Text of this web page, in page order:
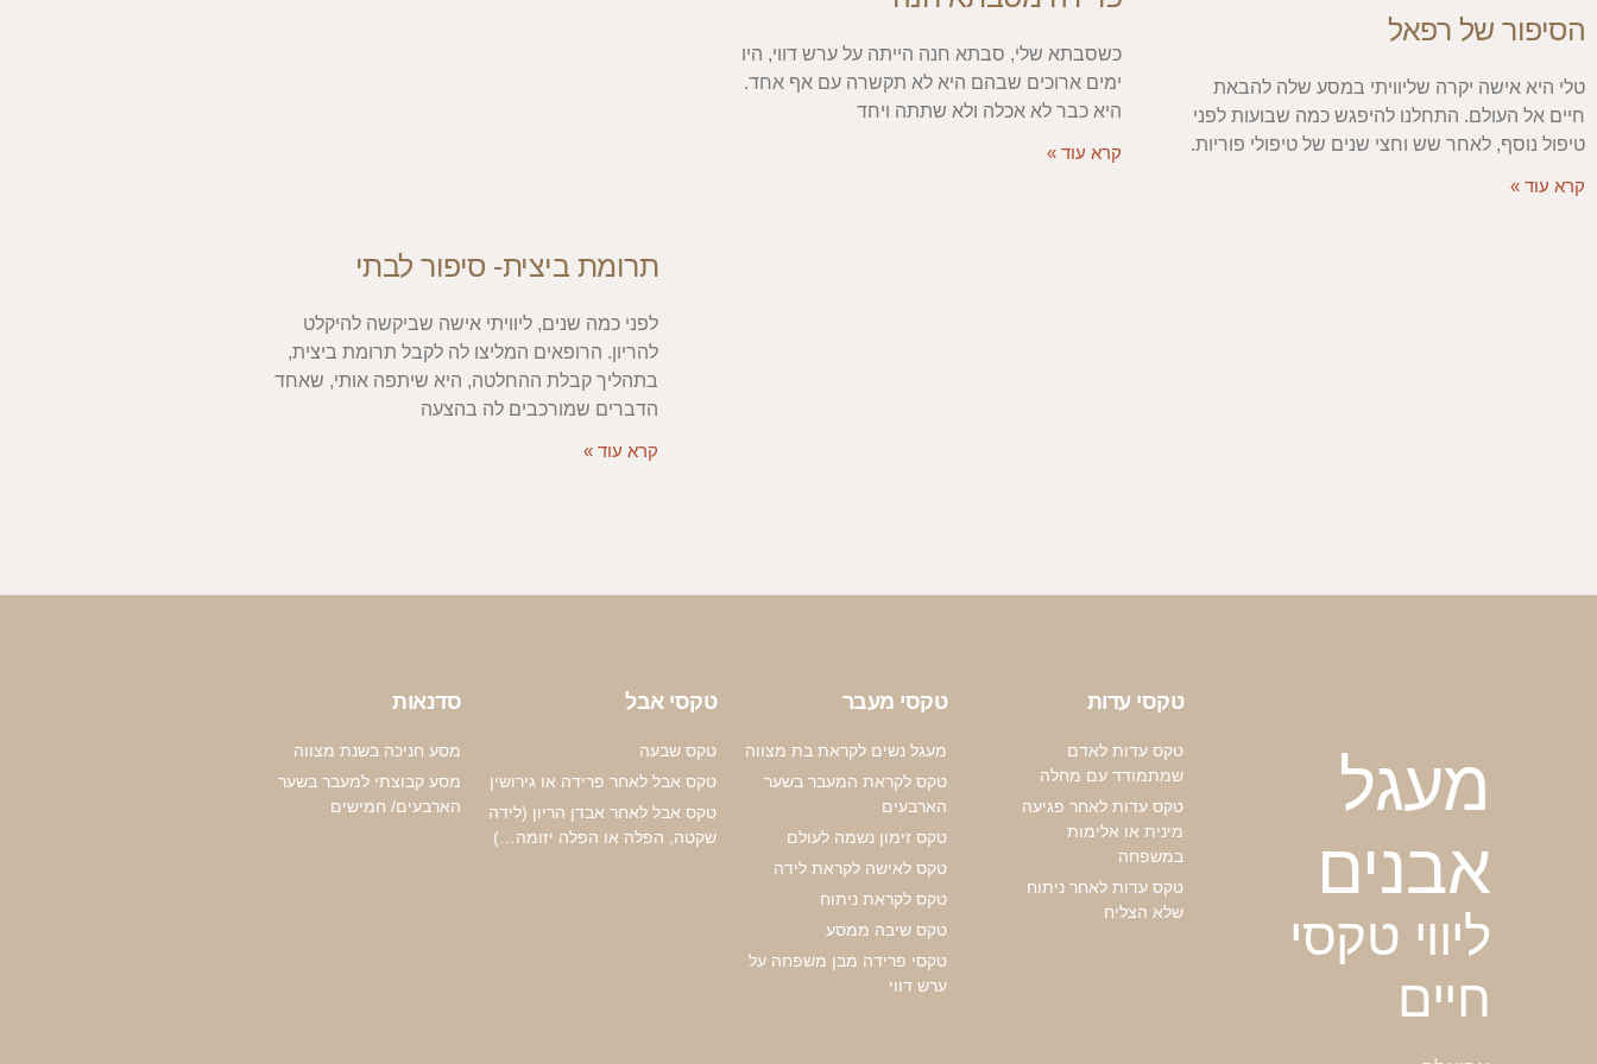
הסיפור של רפאל
טלי היא אישה יקרה שליוויתי במסע שלה להבאת
חיים אל העולם. התחלנו להיפגש כמה שבועות לפני
טיפול נוסף, לאחר שש וחצי שנים של טיפולי פוריות.
קרא עוד »
כשסבתא שלי, סבתא חנה הייתה על ערש דווי, היו
ימים ארוכים שבהם היא לא תקשרה עם אף אחד.
היא כבר לא אכלה ולא שתתה ויחד
קרא עוד »
תרומת ביצית- סיפור לבתי
לפני כמה שנים, ליוויתי אישה שביקשה להיקלט
להריון. הרופאים המליצו לה לקבל תרומת ביצית,
בתהליך קבלת ההחלטה, היא שיתפה אותי, שאחד
הדברים שמורכבים לה בהצעה
קרא עוד »
מעגל
אבנים
ליווי טקסי
חיים
טקסי עדות
טקס עדות לאדם
שמתמודד עם מחלה
טקס עדות לאחר פגיעה
מינית או אלימות
במשפחה
טקס עדות לאחר ניתוח
שלא הצליח
טקסי מעבר
מעגל נשים לקראת בת מצווה
טקס לקראת המעבר בשער
הארבעים
טקס זימון נשמה לעולם
טקס לאישה לקראת לידה
טקס לקראת ניתוח
טקס שיבה ממסע
טקסי פרידה מבן משפחה על
ערש דווי
טקסי אבל
טקס שבעה
טקס אבל לאחר פרידה או גירושין
טקס אבל לאחר אבדן הריון (לידה
שקטה, הפלה או הפלה יזומה…)
סדנאות
מסע חניכה בשנת מצווה
מסע קבוצתי למעבר בשער
הארבעים/ חמישים